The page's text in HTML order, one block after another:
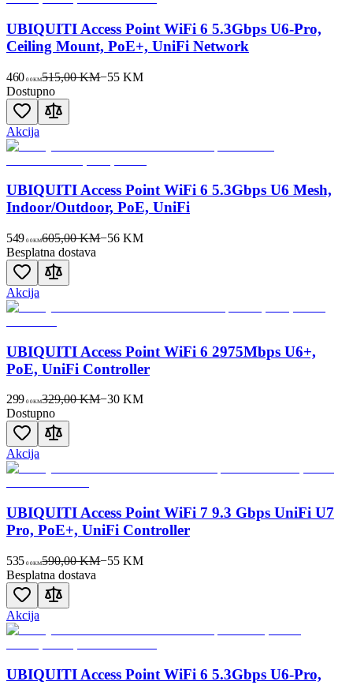
UBIQUITI Access Point WiFi 6 5.3Gbps U6-Pro,
Ceiling Mount, PoE+, UniFi Network
460 00KM515,00 KM−55 KM
Dostupno
Akcija
UBIQUITI Access Point WiFi 6 5.3Gbps U6 Mesh,
Indoor/Outdoor, PoE, UniFi
549 00KM605,00 KM−56 KM
Besplatna dostava
Akcija
UBIQUITI Access Point WiFi 6 2975Mbps U6+,
PoE, UniFi Controller
299 00KM329,00 KM−30 KM
Dostupno
Akcija
UBIQUITI Access Point WiFi 7 9.3 Gbps UniFi U7
Pro, PoE+, UniFi Controller
535 00KM590,00 KM−55 KM
Besplatna dostava
Akcija
UBIQUITI Access Point WiFi 6 5.3Gbps U6-Pro,